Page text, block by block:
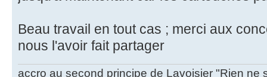
Beau travail en tout cas ; merci aux
nous l'avoir fait partager
accro au second principe de Lavoisier "Rien ne